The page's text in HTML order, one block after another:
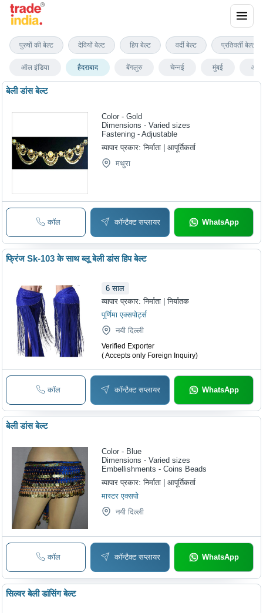
ऑल इंडिया हैदराबाद बेंगलुरु चेन्नई मुंबई
बेली डांस बेल्ट
Color - Gold
Dimensions - Varied sizes
Fastening - Adjustable
व्यापार प्रकार:निर्माता | आपूर्तिकर्ता
मथुरा
कॉल कॉन्टैक्ट सप्लायर WhatsApp
फ्रिंज Sk-103 के साथ ब्लू बेली डांस हिप बेल्ट
6 साल
व्यापार प्रकार:निर्माता | निर्यातक
पूर्णिमा एक्सपोर्ट्स
नयी दिल्ली
Verified Exporter
( Accepts only Foreign Inquiry)
कॉल कॉन्टैक्ट सप्लायर WhatsApp
बेली डांस बेल्ट
Color - Blue
Dimensions - Varied sizes
Embellishments - Coins Beads
व्यापार प्रकार:निर्माता | आपूर्तिकर्ता
मास्टर एक्सपो
नयी दिल्ली
कॉल कॉन्टैक्ट सप्लायर WhatsApp
सिल्वर बेली डांसिंग बेल्ट
पुरुषों की बेल्ट देवियों बेल्ट हिप बेल्ट वर्दी बेल्ट प्रतिवर्ती बेल्ट